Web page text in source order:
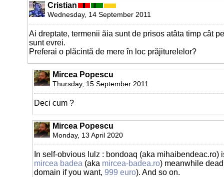
Cristian
Wednesday, 14 September 2011
Ai dreptate, termenii ăia sunt de prisos atâta timp cât
sunt evrei.
Preferai o plăcintă de mere în loc prăjiturelelor?
Mircea Popescu
Thursday, 15 September 2011
Deci cum ?
Mircea Popescu
Monday, 13 April 2020
In self-obvious lulz : bondoaq (aka mihaibendeac.ro)
mircea badea (aka mircea-badea.ro) meanwhile
domain if you want, 999 euro). And so on.